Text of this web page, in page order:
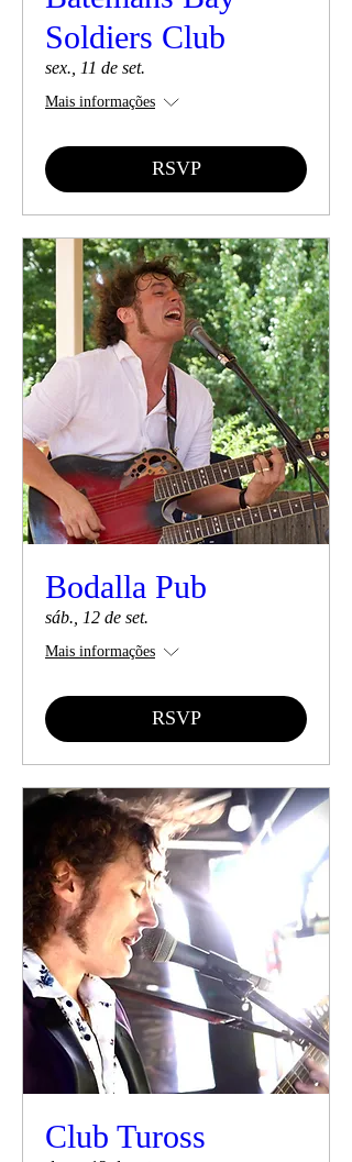
Soldiers Club
sex., 11 de set.
Mais informações
RSVP
Bodalla Pub
sáb., 12 de set.
Mais informações
RSVP
Club Tuross